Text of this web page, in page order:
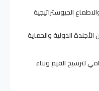
الجيوستراتيجية
الدولية والحماية
لترسيخ القيم وبناء